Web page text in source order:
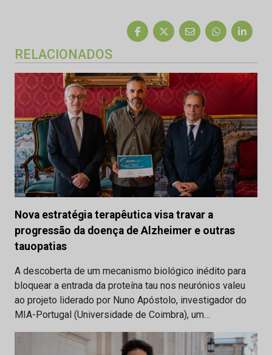
RELACIONADOS
Nova estratégia terapêutica visa travar a
progressão da doença de Alzheimer e outras
tauopatias
A descoberta de um mecanismo biológico inédito para
bloquear a entrada da proteína tau nos neurónios valeu
ao projeto liderado por Nuno Apóstolo, investigador do
MIA-Portugal (Universidade de Coimbra), um…